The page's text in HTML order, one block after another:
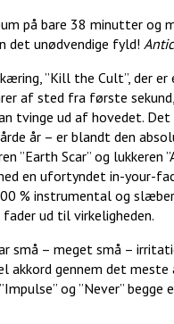
på bare 38 minutter og
det unødvendige fyld!
”Kill the Cult”, der
af sted fra første
tvinge ud af hovedet.
år – er blandt den
”Earth Scar” og lukkeren
en ufortyndet in-your-
% instrumental og
ud til virkeligheden.
små – meget små –
akkord gennem det
og ”Never”